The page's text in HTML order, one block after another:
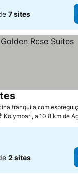
7 sites
tranquila com
Ver preços
Kolymbari, a 10.8 km de
2 sites